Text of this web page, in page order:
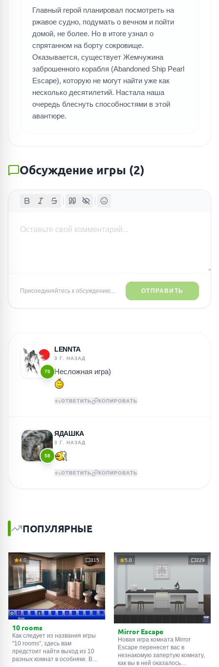
Главный герой планировал посмотреть на
ржавое судно, подумать о вечном и пойти
домой, не более. Но в итоге узнал о
спрятанном на борту сокровище.
Оказывается, существует Жемчужина
заброшенного корабля (Abandoned Ship Pearl
Escape), которую не могут найти уже как
несколько десятилетий. Настала наша
очередь блеснуть способностями в этой
авантюре.
Обсуждение игры (2)
Присоединяйтесь к обсуждению... ОТПРАВИТЬ
75
LENNTA
3 Г. НАЗАД
Несложная игра)
ОТВЕТИТЬ КОПИРОВАТЬ
58
ЯДАШКА
3 Г. НАЗАД
ОТВЕТИТЬ КОПИРОВАТЬ
ПОПУЛЯРНЫЕ
4.0 315
10 rooms
Как следует из названия игры
"10 rooms", здесь вам
предстоит найти выход из 10
разных комнат в особняке. В
5.0 229
Mirror Escape
Новая игра комната Mirror
Escape перенесет вас в
незнакомую запертую комнату,
как вы в ней оказалось